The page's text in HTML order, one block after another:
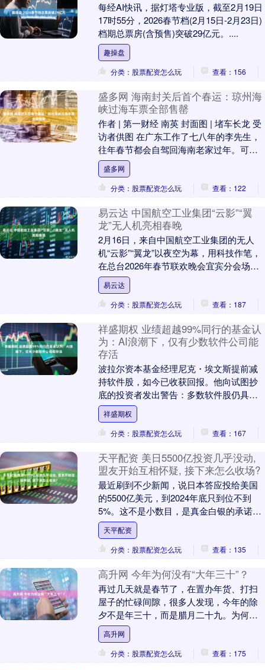
每经AI快讯，据灯塔专业版，截至2月19日
17时55分，2026春节档(2月15日-2月23日)
档期总票房(含预售)突破29亿元。....
趣操盘
分类：股票配资怎么玩
查看：156
盛多网 海南封关后首个春运：琼州海
峡过海车票全部售罄
作者 | 第一财经 南英 封面图 | 堵车长龙 受
访者供图 在广东工作了七八年的李先生，
往年春节都会自驾回海南老家过年。可今
年，他头一回遇上买不到汽车过海船票
的....
盛多网
分类：股票配资怎么玩
查看：122
易云达 中国航空工业集团“云影”“翼
龙”无人机亮相春晚
2月16日，来自中国航空工业集团的无人
机“云影”“翼龙”以夜空为幕，用科技作笔，
在总台2026年春节联欢晚会宜宾分会场的
璀璨舞台上，为全国人民送上了一份来自
云端....
易云达
分类：股票配资怎么玩
查看：187
祥盛期权 业绩超越99%同行的基金认
为：AI浪潮下，仅有少数软件公司能
存活
波拉尔资本基金经理尼克・埃文斯提前减
持软件股，如今已收获回报。他向试图抄
底的投资者发出警告：多数软件股仍具风
险，只有极少数企业能在 AI 浪潮中活下
来。 “我们....
祥盛期权
分类：股票配资怎么玩
查看：167
天平配资 美日5500亿投资几乎没动,
盟友开始互相怀疑, 接下来怎么收场?
最近刷到不少新闻，说日本答应投给美国
的5500亿美元，到2024年底只到位不到
5%。这不是小数目，是真金白银的承诺，
可连零头都没凑齐。美国那边早把这事当
政绩讲，....
天平配资
分类：股票配资怎么玩
查看：135
高升网 今年为何没有“大年三十”？
再过几天就是春节了，在置办年货、打扫
屋子的忙碌间隙，很多人发现，今年的除
夕不是年三十，而是腊月二十九。为何今
年没有“大年三十”呢？ “年三十”时有时无
与农历编....
高升网
分类：股票配资怎么玩
查看：175